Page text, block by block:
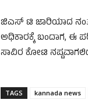
ಜಿಎಸ್ ಟಿ ಜಾರಿಯಾದ
ಅಧಿಕಾರಕ್ಕೆ ಬಂದಾಗ, ಈ
ಸಾವಿರ ಕೋಟಿ
TAGS kannada news